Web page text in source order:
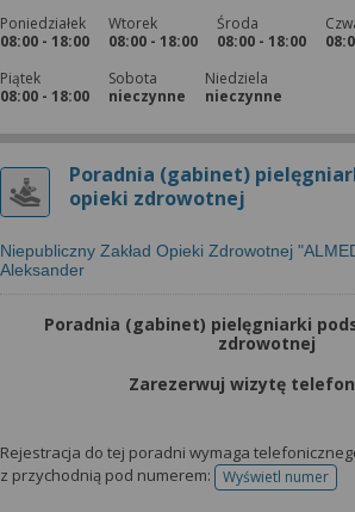
Poniedziałek
08:00 - 18:00
Wtorek
08:00 - 18:00
Środa
08:00 - 18:00
Piątek
08:00 - 18:00
Sobota
nieczynne
Niedziela
nieczynne
Poradnia (gabinet)
opieki zdrowotnej
Niepubliczny Zakład Opieki Zdrowotnej
Aleksander
Poradnia (gabinet) pielęgniarki
zdrowotnej
Zarezerwuj wizytę
Rejestracja do tej poradni wymaga
z przychodnią pod numerem:
Wyświetl numer
telefonu do